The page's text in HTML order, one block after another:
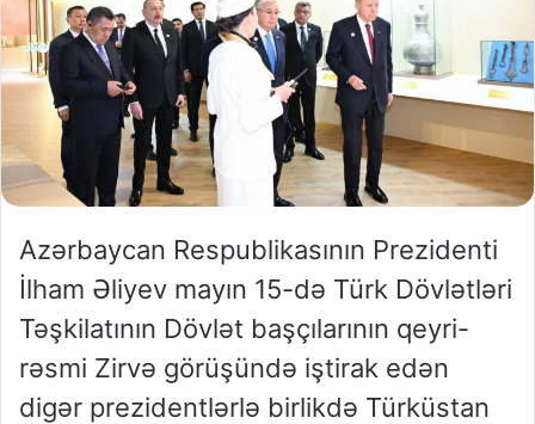
Azərbaycan Respublikasının Prezidenti
İlham Əliyev mayın 15-də Türk Dövlətləri
Təşkilatının Dövlət başçılarının qeyri-
rəsmi Zirvə görüşündə iştirak edən
digər prezidentlərlə birlikdə Türküstan